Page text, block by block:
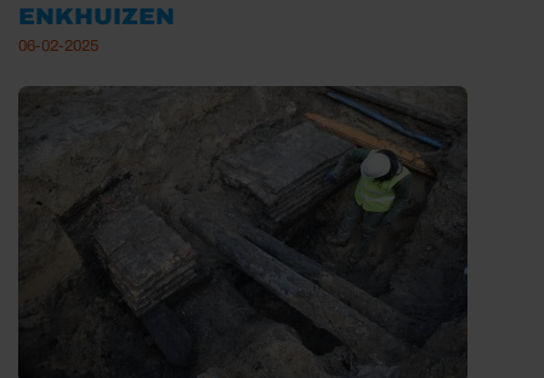
ENKHUIZEN
06-02-2025